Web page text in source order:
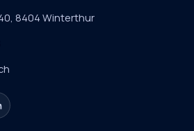
8404 Winterthur